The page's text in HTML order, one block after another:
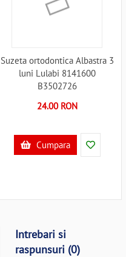
Suzeta ortodontica Albastra 3
luni Lulabi 8141600
B3502726
24.00 RON
Cumpara
Intrebari si
raspunsuri (0)